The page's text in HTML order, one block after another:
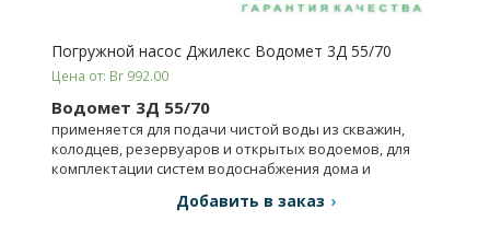
Погружной насос Джилекс Водомет 3Д 55/70
Цена от: Br 992.00
Водомет 3Д 55/70
применяется для подачи чистой воды из скважин,
колодцев, резервуаров и открытых водоемов, для
комплектации систем водоснабжения дома и
Добавить в заказ